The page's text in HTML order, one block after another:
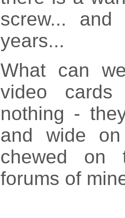
screw...
years...
What can
video
nothing -
and wide
chewed on
forums of